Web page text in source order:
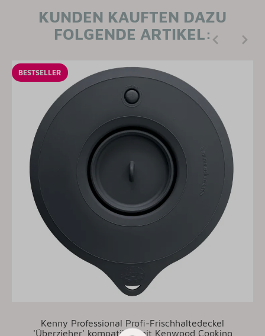
KUNDEN KAUFTEN DAZU
FOLGENDE ARTIKEL:
BESTSELLER
Kenny Professional Profi-Frischhaltedeckel
'Überzieher' kompatibel mit Kenwood Cooking